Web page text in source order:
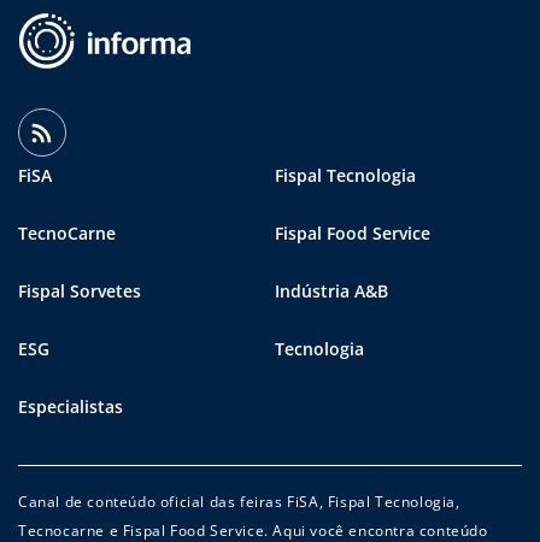
FiSA Fispal Tecnologia
TecnoCarne Fispal Food Service
Fispal Sorvetes Indústria A&B
ESG Tecnologia
Especialistas
Canal de conteúdo oficial das feiras FiSA, Fispal Tecnologia,
Tecnocarne e Fispal Food Service. Aqui você encontra conteúdo